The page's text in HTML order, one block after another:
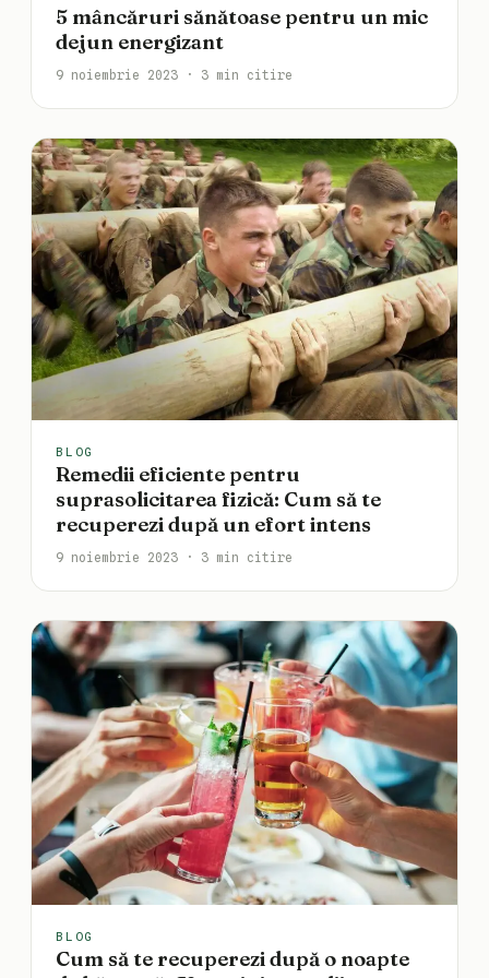
5 mâncăruri sănătoase pentru un mic
dejun energizant
9 noiembrie 2023 · 3 min citire
BLOG
Remedii eficiente pentru
suprasolicitarea fizică: Cum să te
recuperezi după un efort intens
9 noiembrie 2023 · 3 min citire
BLOG
Cum să te recuperezi după o noapte